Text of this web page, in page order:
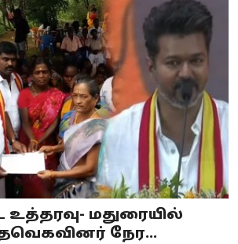
மதுரையில்
நேர...